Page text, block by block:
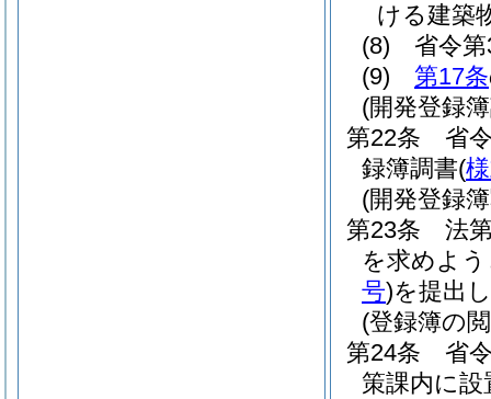
ける建築
(8)
省令
(9)
第17条
(開発登録
第22条
省
録簿調書(
(開発登録
第23条
法
を求めよ
号)を提出
(登録簿の
第24条
省
策課内に